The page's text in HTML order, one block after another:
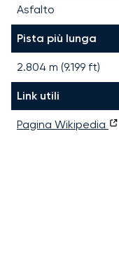
Asfalto
Pista più lunga
2.804 m (9.199 ft)
Link utili
Pagina Wikipedia